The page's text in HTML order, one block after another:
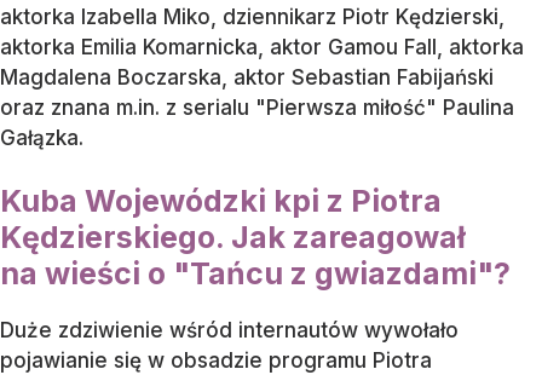
aktorka Izabella Miko, dziennikarz Piotr Kędzierski,
aktorka Emilia Komarnicka, aktor Gamou Fall, aktorka
Magdalena Boczarska, aktor Sebastian Fabijański
oraz znana m.in. z serialu "Pierwsza miłość" Paulina
Gałązka.
Kuba Wojewódzki kpi z Piotra
Kędzierskiego. Jak zareagował
na wieści o "Tańcu z gwiazdami"?
Duże zdziwienie wśród internautów wywołało
pojawianie się w obsadzie programu Piotra